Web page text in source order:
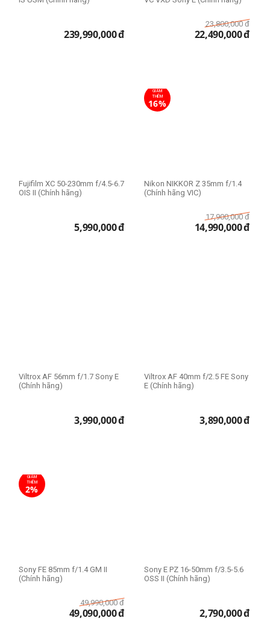
239,990,000đ
23,800,000 đ
22,490,000đ
Fujifilm XC 50-230mm f/4.5-6.7
OIS II (Chính hãng)
5,990,000đ
GIẢM
THÊM
16%
Nikon NIKKOR Z 35mm f/1.4
(Chính hãng VIC)
17,900,000 đ
14,990,000đ
Viltrox AF 56mm f/1.7 Sony E
(Chính hãng)
3,990,000đ
Viltrox AF 40mm f/2.5 FE Sony
E (Chính hãng)
3,890,000đ
GIẢM
THÊM
2%
Sony FE 85mm f/1.4 GM II
(Chính hãng)
49,990,000 đ
49,090,000đ
Sony E PZ 16-50mm f/3.5-5.6
OSS II (Chính hãng)
2,790,000đ